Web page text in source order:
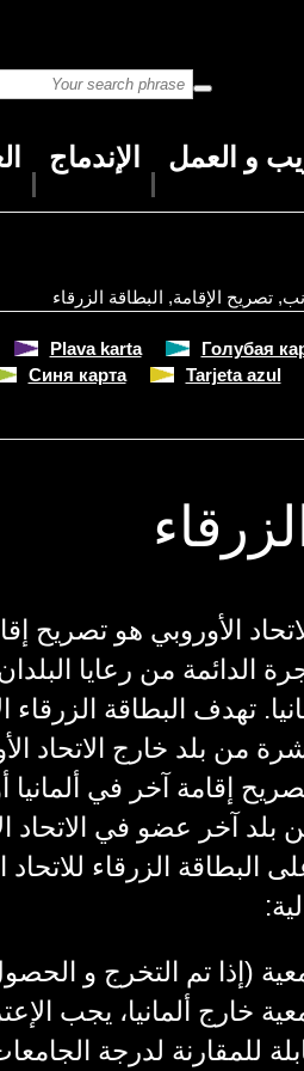
و العمل الإندماج
,تصريح الإقامة, البطاقة الزرقاء
Голубая
Plava karta
Tarjeta azul
Синя карта
الأوروبي هو تصريح
الدائمة من رعايا البلدان
تهدف البطاقة
من بلد خارج الاتحاد
إقامة آخر في ألمانيا
بلد آخر عضو في الاتحاد
الزرقاء للاتحاد
(إذا تم التخرج و
خارج ألمانيا، يجب
للمقارنة لدرجة